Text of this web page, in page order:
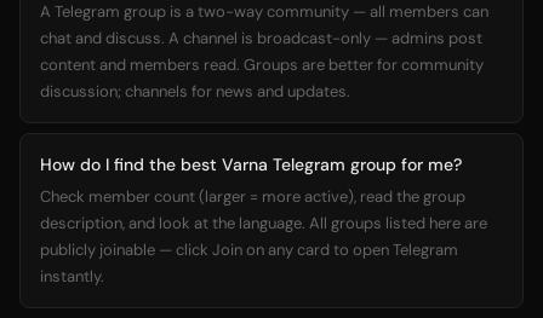
A Telegram group is a two-way community — all members can
chat and discuss. A channel is broadcast-only — admins post
content and members read. Groups are better for community
discussion; channels for news and updates.
How do I find the best Varna Telegram group for me?
Check member count (larger = more active), read the group
description, and look at the language. All groups listed here are
publicly joinable — click Join on any card to open Telegram
instantly.